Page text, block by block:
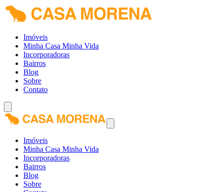
Imóveis
Minha Casa Minha Vida
Incorporadoras
Bairros
Blog
Sobre
Contato
Imóveis
Minha Casa Minha Vida
Incorporadoras
Bairros
Blog
Sobre